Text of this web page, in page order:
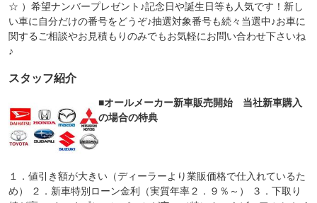
☆ ）希望ナンバープレゼント♪記念日や誕生日等も人気です！新し
い車に自分だけの番号をどうぞ♪抽選対象番号も続々当選中♪お車に
関するご相談やお見積もりのみでもお気軽にお問い合わせ下さいね
♪
スタッフ紹介
■オールメーカー新車販売開始 当社新車購入
の場合の特典
１．値引き額が大きい（ディーラーより業販価格で仕入れているた
め） ２．新車特別ローン金利（実質年率２．９％～） ３．下取り